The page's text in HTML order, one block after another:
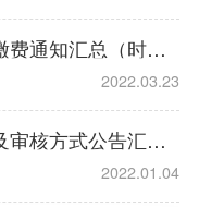
2022年全国医师资格考试技能缴费通知汇总（时间/方式/标准）
2022.03.23
全国2022年医师资格报考材料及审核方式公告汇总（各考区）
2022.01.04